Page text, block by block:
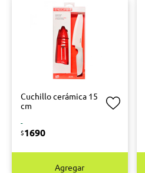
Cuchillo cerámica 15
cm
-
$1690
Agregar